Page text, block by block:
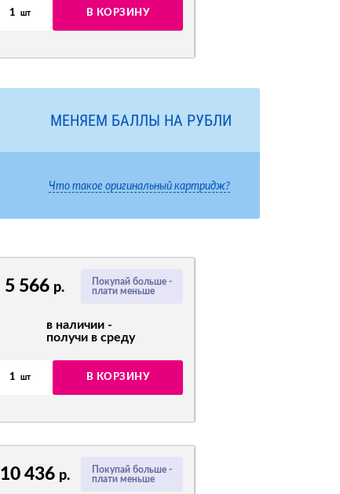
1 шт В КОРЗИНУ
МЕНЯЕМ БАЛЛЫ НА РУБЛИ
Что такое оригинальный картридж?
Покупай больше -
плати меньше
5 566 р.
в наличии -
получи в среду
1 шт В КОРЗИНУ
Покупай больше -
плати меньше
10 436 р.